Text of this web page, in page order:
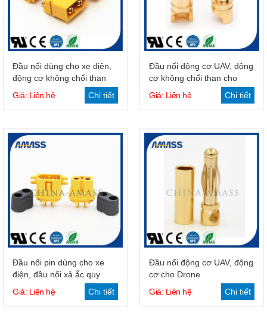
Giỏ hàng
Đầu nối dùng cho xe điện,
động cơ không chổi than
Giá: Liên hệ
Chi tiết
Giỏ hàng
Đầu nối động cơ UAV, động
cơ không chổi than cho
Drone
Giá: Liên hệ Chi tiết
Giỏ hàng
Đầu nối pin dùng cho xe
điện, đầu nối xả ắc quy
Giá: Liên hệ
Chi tiết
Giỏ hàng
Đầu nối động cơ UAV, động
cơ cho Drone
Giá: Liên hệ
Chi tiết